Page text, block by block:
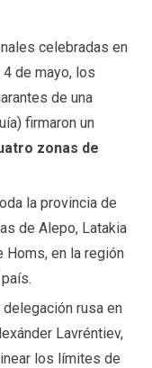
celebradas en
de mayo, los
de una
firmaron un
zonas de
la provincia de
de Alepo, Latakia
Homs, en la región
rusa en
Lavréntiev,
los límites de